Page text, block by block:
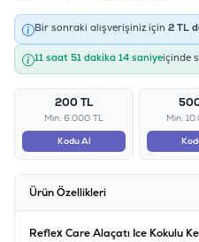
Bir sonraki alışverişiniz için 2 TL
11 saat 51 dakika 14 saniyeiçinde
200 TL
Min: 6.000 TL
Kodu Al
Min:
Ürün Özellikleri
Reflex Care Alaçatı Ice Kokulu